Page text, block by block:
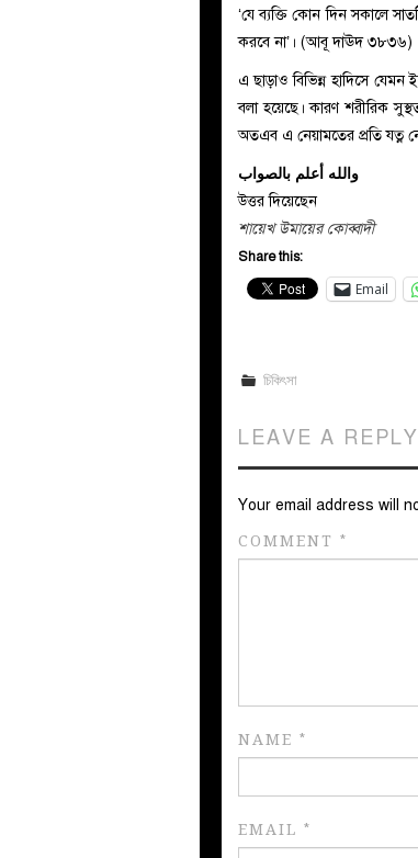
‘যে ব্যক্তি কোন দিন সকালে
করবে না’। (আবূ দাঊদ ৩৮৩৬)
এ ছাড়াও বিভিন্ন হাদিসে যেমন
বলা হয়েছে। কারণ শরীরিক
অতএব এ নেয়ামতের প্রতি যত্ন
والله أعلم بالصواب
উত্তর দিয়েছেন
শায়েখ উমায়ের কোব্বাদী
Share this:
Email
চিকিৎসা
LEAVE A REPLY
Your email address will
COMMENT *
NAME *
EMAIL *